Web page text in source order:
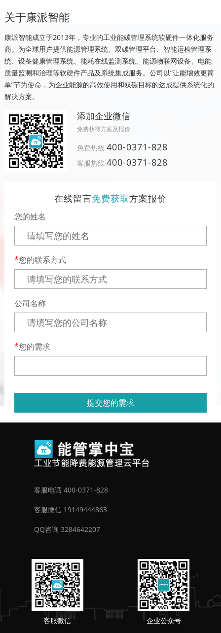
关于康派智能
康派智能成立于2013年，专业的工业能碳管理系统软硬件一体化服务
商。为全球用户提供能源管理系统、双碳管理平台、智能运检管理系
统、设备健康管理系统、能耗在线监测系统、能源物联网设备、电能
质量监测和治理等软硬件产品及系统集成服务。公司以“让能增效更简
单”节为使命，为企业能源的高效使用和双碳目标的达成提供系统化的
解决方案。
添加企业微信
免费获得方案及报价
免费热线 400-0371-828
客服热线 400-0371-828
在线留言免费获取方案报价
您的姓名
您的联系方式
公司名称
您的需求
提交您的需求
客服电话 400-0371-828
客服微信 19149444863
QQ咨询 3284642207
客服微信 企业公众号